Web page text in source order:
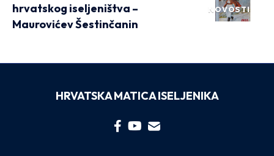
NOVOSTI
hrvatskog iseljeništva –
Maurovićev Šestinčanin
HRVATSKA MATICA ISELJENIKA